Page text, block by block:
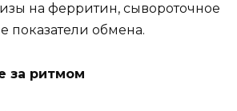
на ферритин, сывороточное
показатели обмена.
за ритмом